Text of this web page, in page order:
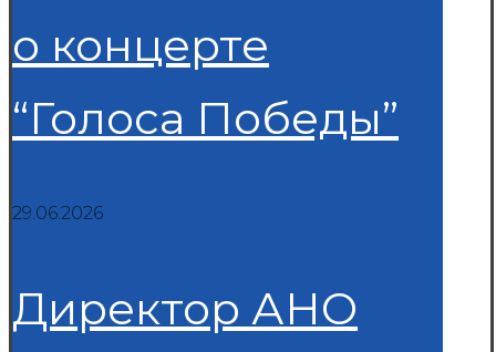
о концерте
“Голоса Победы”
29.06.2026
Директор АНО